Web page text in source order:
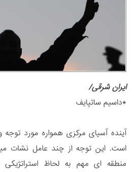
ایران شرقی/
*داسیم ساتپایف
آینده آسیای مرکزی همواره مورد
منطقه ای مهم به لحاظ استراتژیکی